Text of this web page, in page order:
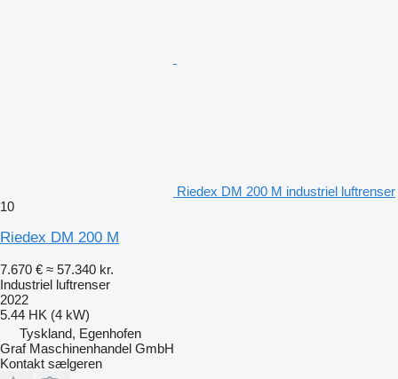
Riedex DM 200 M industriel luftrenser
10
Riedex DM 200 M
7.670 € ≈ 57.340 kr.
Industriel luftrenser
2022
5.44 HK (4 kW)
Tyskland, Egenhofen
Graf Maschinenhandel GmbH
Kontakt sælgeren